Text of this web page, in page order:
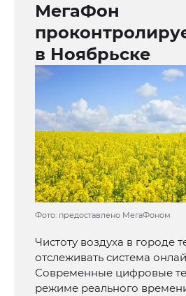
МегаФон
в Ноябрьске
Фото: предоставлено МегаФоном
Чистоту воздуха в городе
отслеживать система
Современные цифровые
режиме реального